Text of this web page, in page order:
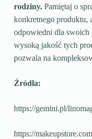
rodziny.Pamiętaj o
konkretnego produktu,
odpowiedni dla swoich
wysoką jakość tych
pozwala na
Źródła:
https://gemini.pl/
https://